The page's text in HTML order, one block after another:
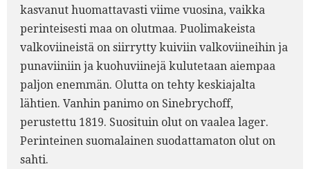
kasvanut huomattavasti viime vuosina, vaikka
perinteisesti maa on olutmaa. Puolimakeista
valkoviineistä on siirrytty kuiviin valkoviineihin ja
punaviiniin ja kuohuviinejä kulutetaan aiempaa
paljon enemmän. Olutta on tehty keskiajalta
lähtien. Vanhin panimo on Sinebrychoff,
perustettu 1819. Suosituin olut on vaalea lager.
Perinteinen suomalainen suodattamaton olut on
sahti.